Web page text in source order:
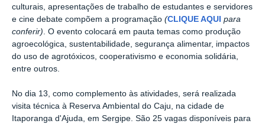
culturais, apresentações de trabalho de estudantes e servidores
e cine debate compõem a programação (CLIQUE AQUI para
conferir). O evento colocará em pauta temas como produção
agroecológica, sustentabilidade, segurança alimentar, impactos
do uso de agrotóxicos, cooperativismo e economia solidária,
entre outros.
No dia 13, como complemento às atividades, será realizada
visita técnica à Reserva Ambiental do Caju, na cidade de
Itaporanga d'Ajuda, em Sergipe. São 25 vagas disponíveis para